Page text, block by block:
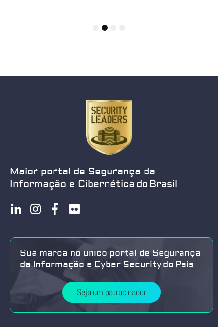
Maior portal de Segurança da
Informação e Cibernética do Brasil
Sua marca no único portal de Segurança
da Informação e Cyber Security do País
Seja um patrocinador